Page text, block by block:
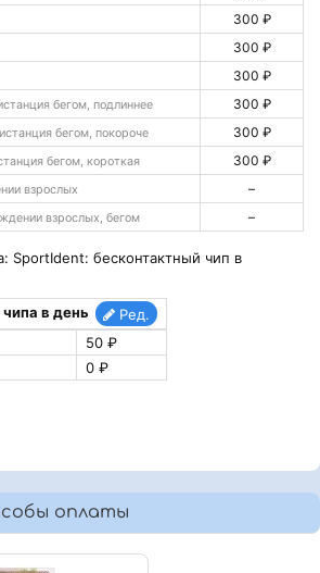
300 ₽
300 ₽
300 ₽
бегом, подлиннее
300 ₽
бегом, покороче
300 ₽
бегом, короткая
300 ₽
взрослых
–
взрослых, бегом –
SportIdent: бесконтактный чип в
в день
Ред.
50 ₽
0 ₽
оплаты